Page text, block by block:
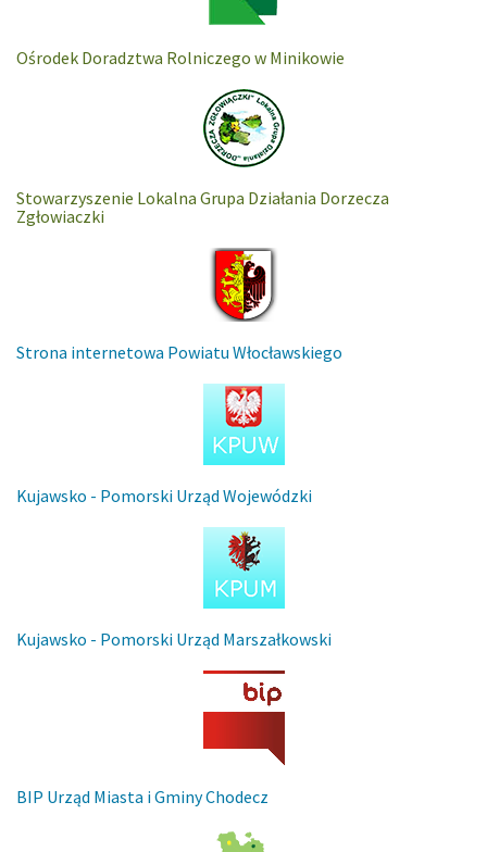
Ośrodek Doradztwa Rolniczego w Minikowie
Stowarzyszenie Lokalna Grupa Działania Dorzecza
Zgłowiaczki
Strona internetowa Powiatu Włocławskiego
Kujawsko - Pomorski Urząd Wojewódzki
Kujawsko - Pomorski Urząd Marszałkowski
BIP Urząd Miasta i Gminy Chodecz